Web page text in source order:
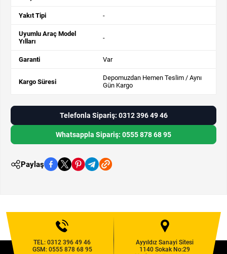
Yakıt Tipi -
Uyumlu Araç Model
Yılları
-
Garanti Var
Kargo Süresi
Depomuzdan Hemen Teslim / Aynı
Gün Kargo
Telefonla Sipariş: 0312 396 49 46
Whatsappla Sipariş: 0555 878 68 95
Paylaş
TEL:0312 396 49 46
GSM: 0555 878 68 95
Ayyıldız Sanayi Sitesi
1140 Sokak No:29